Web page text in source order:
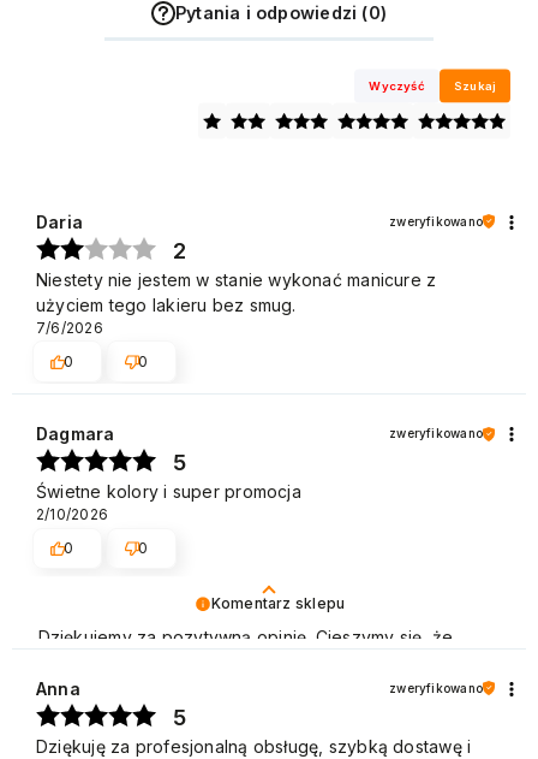
Pytania i odpowiedzi (0)
Wyczyść Szukaj
Daria zweryfikowano
2
Niestety nie jestem w stanie wykonać manicure z
użyciem tego lakieru bez smug.
7/6/2026
0
0
Komentarz sklepu
Dziękujemy za pozytywną opinię. Cieszymy się, że
ponownych zakupów w naszym sklepie. Pozdrawiamy
Dagmara zweryfikowano
5
Świetne kolory i super promocja
2/10/2026
0
0
Anna zweryfikowano
5
Dziękuję za profesjonalną obsługę, szybką dostawę i